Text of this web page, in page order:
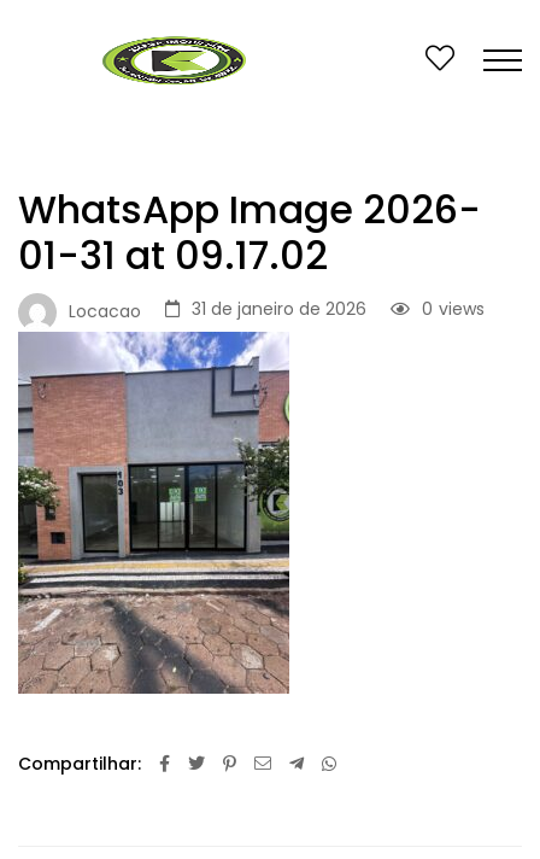
WhatsApp Image 2026-
01-31 at 09.17.02
Locacao 31 de janeiro de 2026 views
0
Compartilhar: